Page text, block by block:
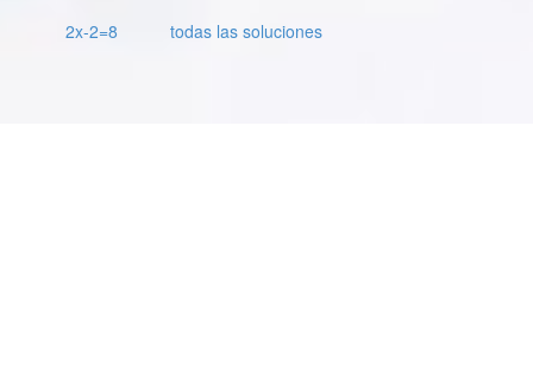
2x-2=8
todas las soluciones